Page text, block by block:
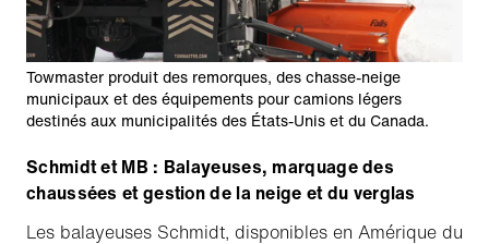
Towmaster produit des remorques, des chasse-neige
municipaux et des équipements pour camions légers
destinés aux municipalités des États-Unis et du Canada.
Schmidt et MB : Balayeuses, marquage des
chaussées et gestion de la neige et du verglas
Les balayeuses Schmidt, disponibles en Amérique du